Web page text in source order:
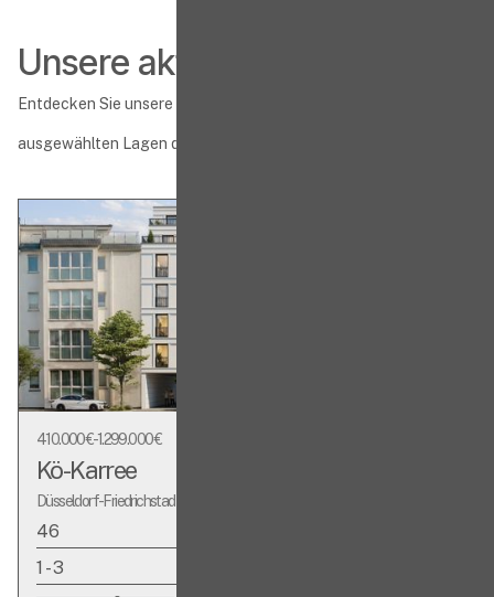
Unsere aktuellen Projekte
Entdecken Sie unsere aktuellen Neubauprojekte in
ausgewählten Lagen des Rheinlands
410.000 € - 1.299.000 €
Kö-Karree
Düsseldorf-Friedrichstadt
46
1 - 3